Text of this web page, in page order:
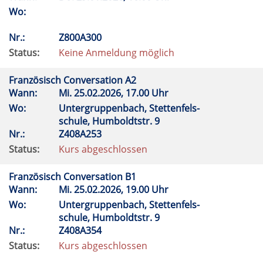
Wo:
Nr.:
Z800A300
Status:
Keine Anmeldung möglich
Französisch Conversation A2
Wann:
Mi.25.02.2026, 17.00 Uhr
Wo:
Untergruppenbach, Stettenfels-
schule, Humboldtstr. 9
Nr.:
Z408A253
Status:
Kurs abgeschlossen
Französisch Conversation B1
Wann:
Mi.25.02.2026, 19.00 Uhr
Wo:
Untergruppenbach, Stettenfels-
schule, Humboldtstr. 9
Nr.:
Z408A354
Status:
Kurs abgeschlossen